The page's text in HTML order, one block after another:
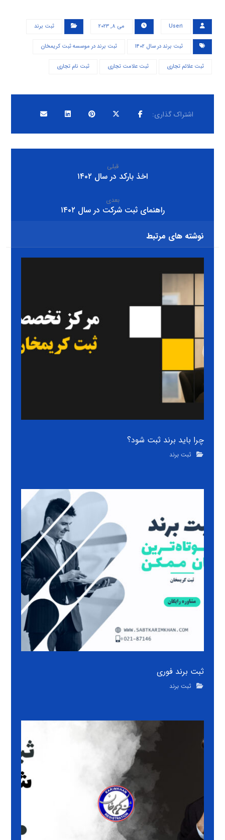
User۱ می ۸, ۲۰۲۳ ثبت برند
ثبت برند در سال ۱۴۰۲ ثبت برند در موسسه ثبت کریمخان
ثبت علائم تجاری ثبت علامت تجاری ثبت نام تجاری
قبلی
اخذ بارکد در سال ۱۴۰۲
بعدی
راهنمای ثبت شرکت در سال ۱۴۰۲
نوشته های مرتبط
چرا باید برند ثبت شود؟
ثبت برند
ثبت برند فوری
ثبت برند